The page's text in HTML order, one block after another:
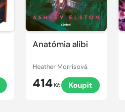
Anatómia alibi
Heather Morrisová
414 Kč Koupit